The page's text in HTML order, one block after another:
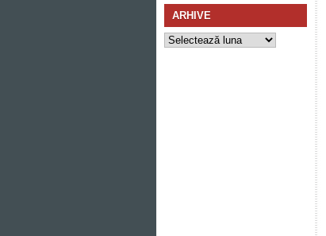
ARHIVE
Arhive